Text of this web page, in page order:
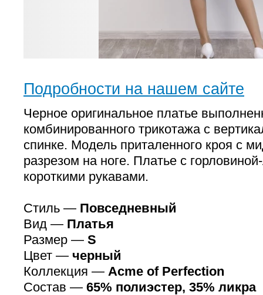
Подробности на нашем сайте
Черное оригинальное платье
комбинированного трикотажа с
спинке. Модель приталенного кроя с
разрезом на ноге. Платье с
короткими рукавами.
Стиль — Повседневный
Вид — Платья
Размер — S
Цвет — черный
Коллекция — Аcme of Perfection
Состав — 65% полиэстер, 35% ликра